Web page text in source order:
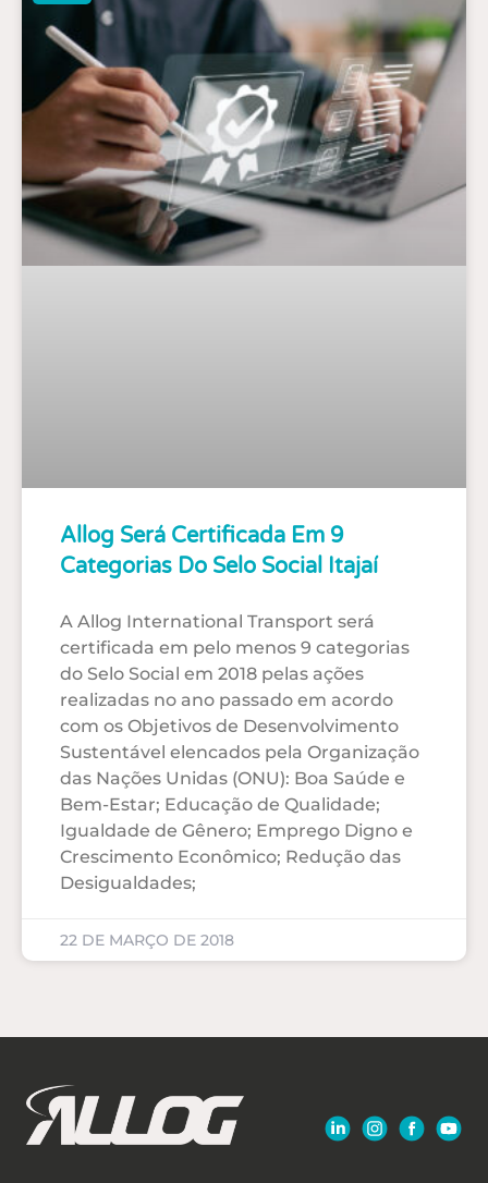
Allog Será Certificada Em 9
Categorias Do Selo Social Itajaí
A Allog International Transport será
certificada em pelo menos 9 categorias
do Selo Social em 2018 pelas ações
realizadas no ano passado em acordo
com os Objetivos de Desenvolvimento
Sustentável elencados pela Organização
das Nações Unidas (ONU): Boa Saúde e
Bem-Estar; Educação de Qualidade;
Igualdade de Gênero; Emprego Digno e
Crescimento Econômico; Redução das
Desigualdades;
22 DE MARÇO DE 2018